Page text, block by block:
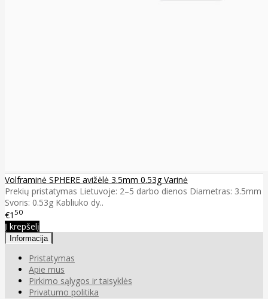
Volframinė SPHERE avižėlė 3.5mm 0.53g Varinė
Prekių pristatymas Lietuvoje: 2–5 darbo dienos Diametras: 3.5mm
Svoris: 0.53g Kabliuko dy..
€1 50
Į krepšelį
Informacija
Pristatymas
Apie mus
Pirkimo sąlygos ir taisyklės
Privatumo politika